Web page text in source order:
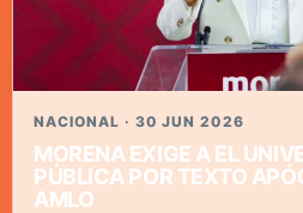
NACIONAL · 30 JUN 2026
MORENA EXIGE A EL
PÚBLICA POR TEXTO
AMLO